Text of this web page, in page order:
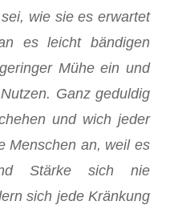
wie sie es erwartet
es leicht bändigen
Mühe ein und
Ganz geduldig
und wich jeder
Menschen an, weil es
Stärke sich nie
sich jede Kränkung